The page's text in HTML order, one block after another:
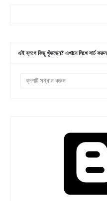
এই ব্লগে কিছু খুঁজছেন? এখানে লিখে সার্চ করুন